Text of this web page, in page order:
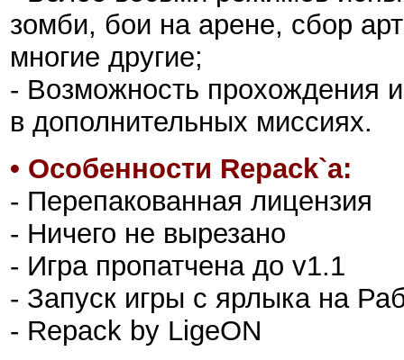
зомби, бои на арене, сбор
многие другие;
- Возможность прохождения
в дополнительных миссиях.
• Особенности Repack`а:
- Перепакованная лицензия
- Ничего не вырезано
- Игра пропатчена до v1.1
- Запуск игры с ярлыка на
- Repack by LigeON